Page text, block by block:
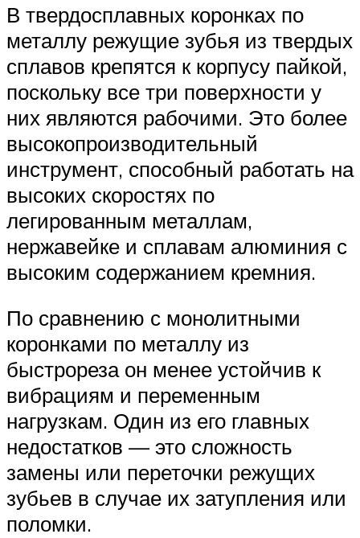
В твердосплавных коронках по
металлу режущие зубья из твердых
сплавов крепятся к корпусу пайкой,
поскольку все три поверхности у
них являются рабочими. Это более
высокопроизводительный
инструмент, способный работать на
высоких скоростях по
легированным металлам,
нержавейке и сплавам алюминия с
высоким содержанием кремния.
По сравнению с монолитными
коронками по металлу из
быстрореза он менее устойчив к
вибрациям и переменным
нагрузкам. Один из его главных
недостатков — это сложность
замены или переточки режущих
зубьев в случае их затупления или
поломки.